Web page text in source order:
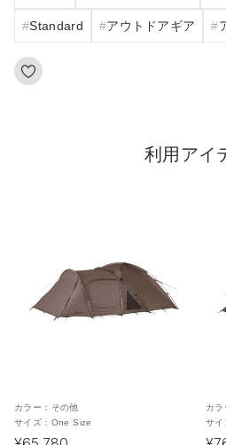
Standard アウトドアギア
利用アイ
カラー： その他
サイズ： One Size
カラ
サイ